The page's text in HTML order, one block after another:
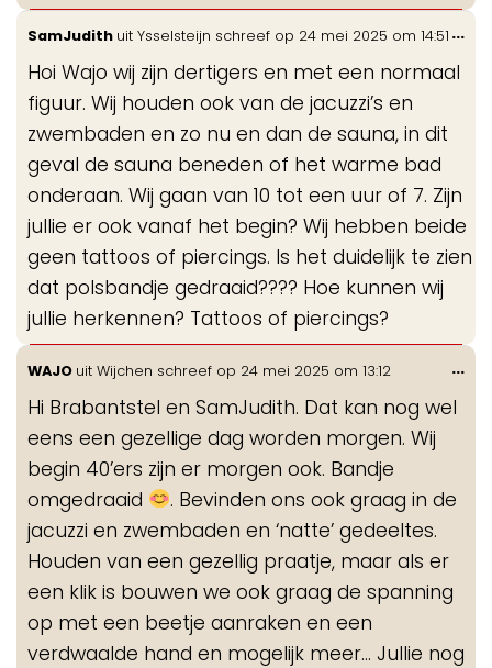
SamJudith uit Ysselsteijn schreef op 24 mei 2025 om 14:51
Hoi Wajo wij zijn dertigers en met een normaal
figuur. Wij houden ook van de jacuzzi’s en
zwembaden en zo nu en dan de sauna, in dit
geval de sauna beneden of het warme bad
onderaan. Wij gaan van 10 tot een uur of 7. Zijn
jullie er ook vanaf het begin? Wij hebben beide
geen tattoos of piercings. Is het duidelijk te zien
dat polsbandje gedraaid???? Hoe kunnen wij
jullie herkennen? Tattoos of piercings?
...
WAJO uit Wijchen schreef op 24 mei 2025 om 13:12
Hi Brabantstel en SamJudith. Dat kan nog wel
eens een gezellige dag worden morgen. Wij
begin 40’ers zijn er morgen ook. Bandje
omgedraaid
. Bevinden ons ook graag in de
jacuzzi en zwembaden en ‘natte’ gedeeltes.
Houden van een gezellig praatje, maar als er
een klik is bouwen we ook graag de spanning
op met een beetje aanraken en een
verdwaalde hand en mogelijk meer... Jullie nog
...